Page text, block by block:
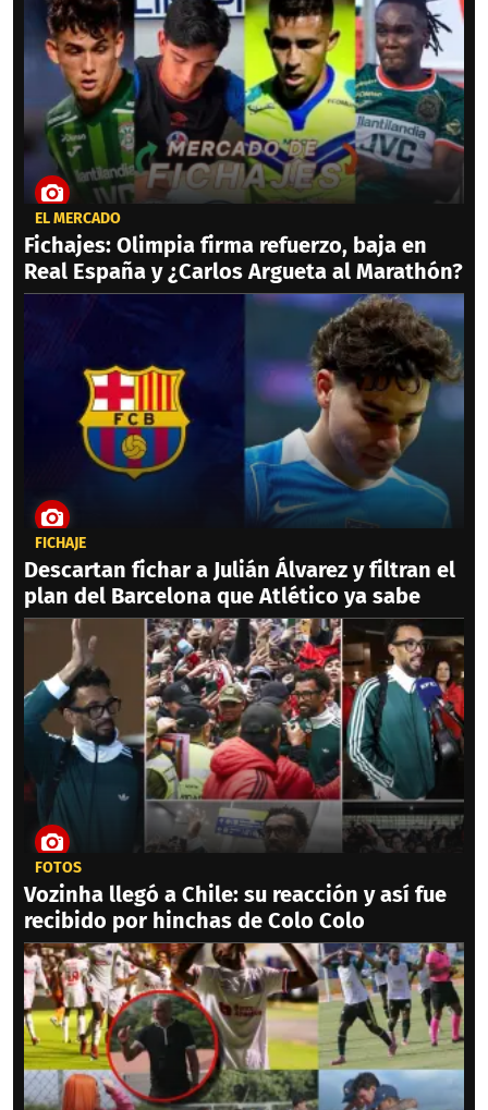
EL MERCADO
Fichajes: Olimpia firma refuerzo, baja en
Real España y ¿Carlos Argueta al Marathón?
FICHAJE
Descartan fichar a Julián Álvarez y filtran el
plan del Barcelona que Atlético ya sabe
FOTOS
Vozinha llegó a Chile: su reacción y así fue
recibido por hinchas de Colo Colo